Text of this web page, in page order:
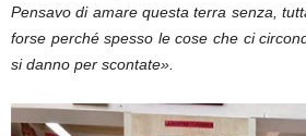
Pensavo di amare questa terra senza,
forse perché spesso le cose che ci
si danno per scontate».